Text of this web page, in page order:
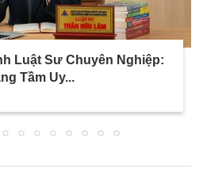
Luật Sư Chuyên Nghiệp:
Tầm Uy...